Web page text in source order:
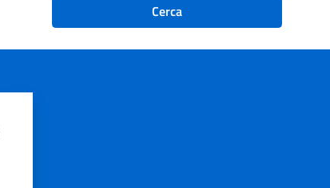
Cerca